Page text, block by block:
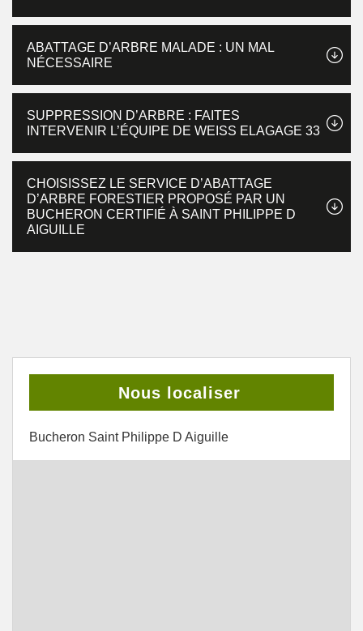
ABATTAGE D’ARBRE MALADE : UN MAL
NÉCESSAIRE
SUPPRESSION D’ARBRE : FAITES
INTERVENIR L’ÉQUIPE DE WEISS ELAGAGE 33
CHOISISSEZ LE SERVICE D’ABATTAGE
D’ARBRE FORESTIER PROPOSÉ PAR UN
BUCHERON CERTIFIÉ À SAINT PHILIPPE D
AIGUILLE
Nous localiser
Bucheron Saint Philippe D Aiguille